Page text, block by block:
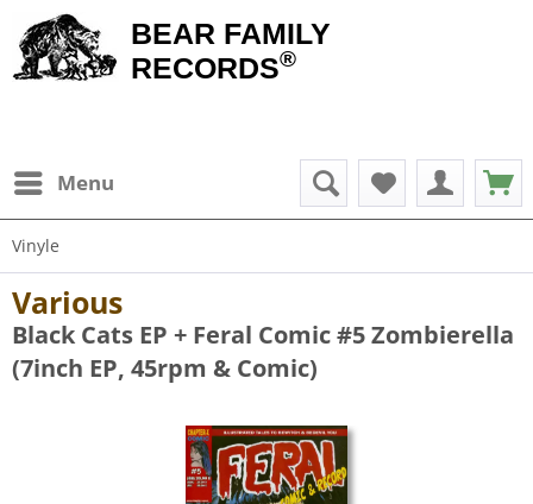
BEAR FAMILY
RECORDS®
Menu
Vinyle
Various
Black Cats EP + Feral Comic #5 Zombierella
(7inch EP, 45rpm & Comic)